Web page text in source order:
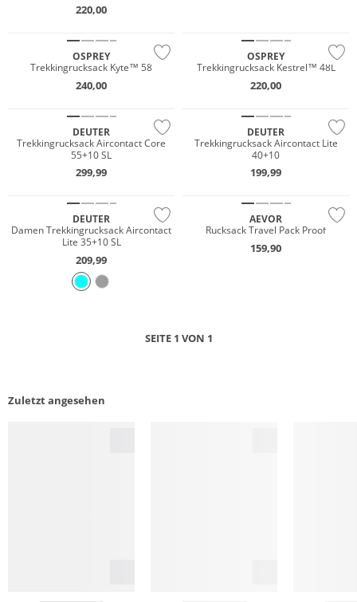
220,00
OSPREY
Trekkingrucksack Kyte™ 58
240,00
OSPREY
Trekkingrucksack Kestrel™ 48L
220,00
DEUTER
Trekkingrucksack Aircontact Core
55+10 SL
299,99
DEUTER
Trekkingrucksack Aircontact Lite
40+10
199,99
DEUTER
Damen Trekkingrucksack Aircontact
Lite 35+10 SL
209,99
AEVOR
Rucksack Travel Pack Proof
159,90
SEITE 1 VON 1
Zuletzt angesehen